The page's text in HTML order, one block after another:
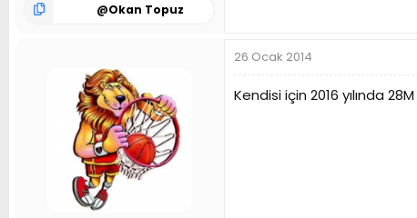
@Okan Topuz
26 Ocak 2014
Kendisi için 2016 yılında